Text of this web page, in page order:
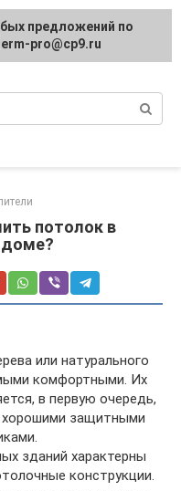
потолок в
или натурального
комфортными. Их
в первую очередь,
хорошими защитными
зданий характерны
конструкции.
предложений по
pro@cp9.ru